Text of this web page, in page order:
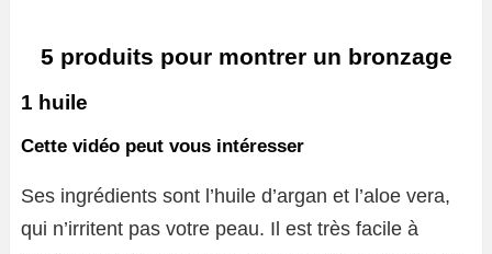
5 produits pour montrer un bronzage
1 huile
Cette vidéo peut vous intéresser
Ses ingrédients sont l’huile d’argan et l’aloe vera,
qui n’irritent pas votre peau. Il est très facile à